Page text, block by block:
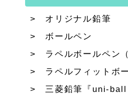
オリジナル鉛筆
ボールペン
ラペルボールペン
ラペルフィットボ
三菱鉛筆『uni-